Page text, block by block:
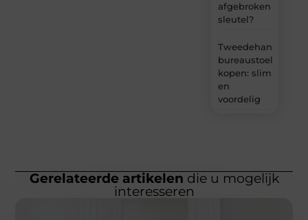
afgebroken
sleutel?
Tweedehands
bureaustoel
kopen: slim
en
voordelig
Gerelateerde artikelen die u mogelijk
interesseren